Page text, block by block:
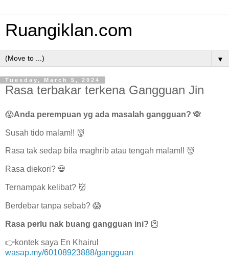
Ruangiklan.com
▼
Tuesday, March 5, 2024
Rasa terbakar terkena Gangguan Jin
😱Anda perempuan yg ada masalah gangguan? 🙈
Susah tido malam!! 👹
Rasa tak sedap bila maghrib atau tengah malam!! 👹
Rasa diekori? 💀
Ternampak kelibat? 👹
Berdebar tanpa sebab? 😱
Rasa perlu nak buang gangguan ini? 👺
👉kontek saya En Khairul
wasap.my/60108923888/gangguan